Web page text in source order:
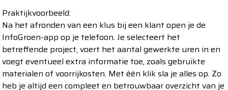
Praktijkvoorbeeld:
Na het afronden van een klus bij een klant open je de
InfoGroen-app op je telefoon. Je selecteert het
betreffende project, voert het aantal gewerkte uren in en
voegt eventueel extra informatie toe, zoals gebruikte
materialen of voorrijkosten. Met één klik sla je alles op. Zo
heb je altijd een compleet en betrouwbaar overzicht van je